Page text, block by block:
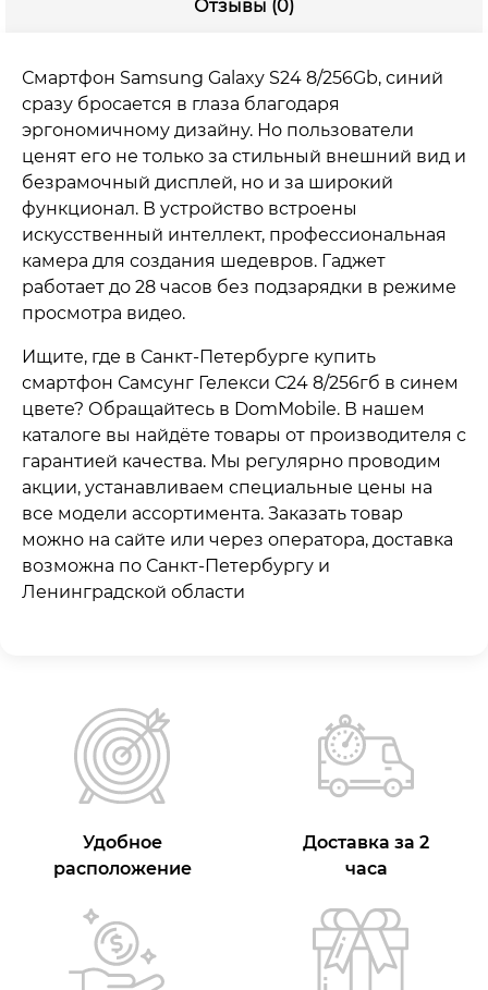
Отзывы (0)
Смартфон Samsung Galaxy S24 8/256Gb, синий
сразу бросается в глаза благодаря
эргономичному дизайну. Но пользователи
ценят его не только за стильный внешний вид и
безрамочный дисплей, но и за широкий
функционал. В устройство встроены
искусственный интеллект, профессиональная
камера для создания шедевров. Гаджет
работает до 28 часов без подзарядки в режиме
просмотра видео.
Ищите, где в Санкт-Петербурге купить
смартфон Самсунг Гелекси С24 8/256гб в синем
цвете? Обращайтесь в DomMobile. В нашем
каталоге вы найдёте товары от производителя с
гарантией качества. Мы регулярно проводим
акции, устанавливаем специальные цены на
все модели ассортимента. Заказать товар
можно на сайте или через оператора, доставка
возможна по Санкт-Петербургу и
Ленинградской области
Удобное
расположение
Доставка за 2
часа